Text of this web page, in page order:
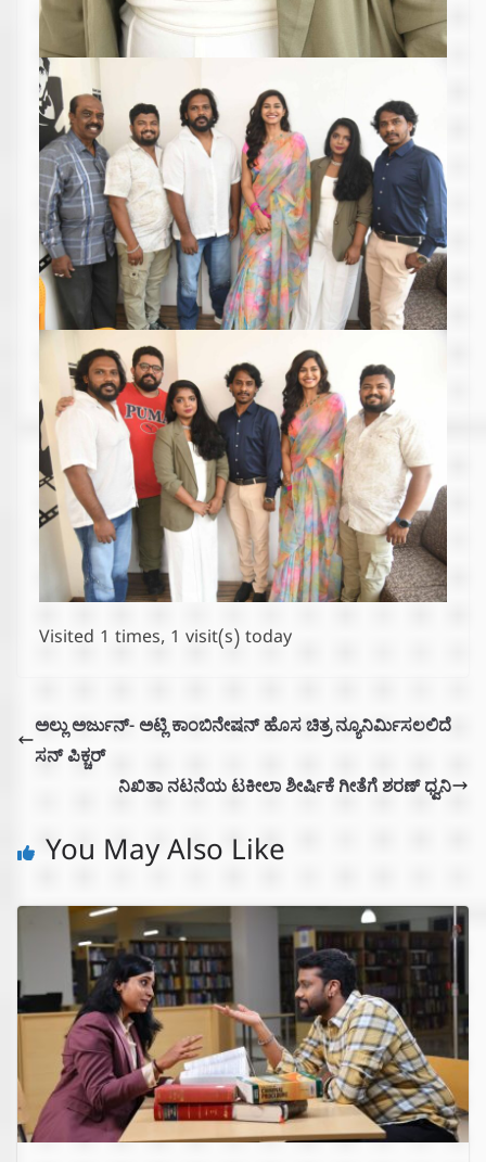
Visited 1 times, 1 visit(s) today
ಅಲ್ಲು ಅರ್ಜುನ್- ಅಟ್ಲಿ ಕಾಂಬಿನೇಷನ್‌ ಹೊಸ ಚಿತ್ರ ನ್ಯೂನಿರ್ಮಿಸಲಲಿದೆ
ಸನ್ ಪಿಕ್ಚರ್
ನಿಖಿತಾ ನಟನೆಯ ಟಕೀಲಾ ಶೀರ್ಷಿಕೆ ಗೀತೆಗೆ ಶರಣ್ ಧ್ವನಿ
You May Also Like